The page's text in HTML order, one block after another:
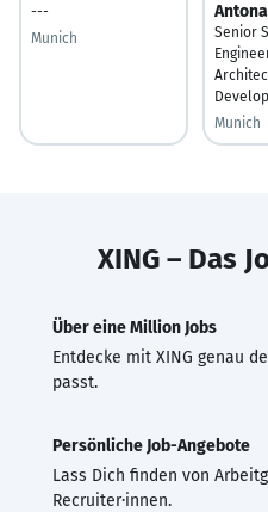
---
Munich
Senior
Munich
XING – Das
Über eine Million Jobs
Entdecke mit XING genau
passt.
Persönliche Job-Angebote
Lass Dich finden von
Recruiter·innen.